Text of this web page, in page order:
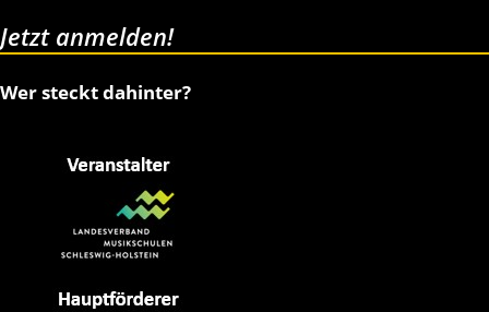
Jetzt anmelden!
Wer steckt dahinter?